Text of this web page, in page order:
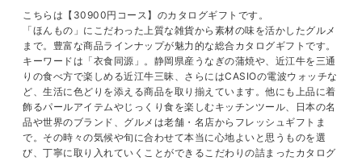
こちらは【30900円コース】のカタログギフトです。
「ほんもの」にこだわった上質な雑貨から素材の味を活かしたグルメ
まで。豊富な商品ラインナップが魅力的な総合カタログギフトです。
キーワードは「衣食同源」。静岡県産うなぎの蒲焼や、近江牛を三通
りの食べ方で楽しめる近江牛三昧、さらにはCASIOの電波ウォッチな
ど、生活に色どりを添える商品を取り揃えています。他にも上品に着
飾るパールアイテムやじっくり食を楽しむキッチンツール、日本の名
品や世界のブランド、グルメは老舗・名店からフレッシュギフトま
で。その時々の気候や旬に合わせて本当に心地よいと思うものを選
び、丁寧に取り入れていくことができるこだわりの詰まったカタログ